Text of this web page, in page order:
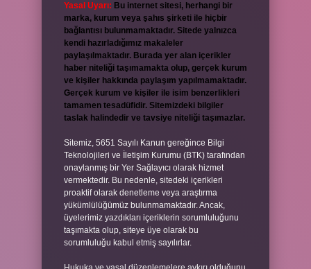
Yasal Uyarı: Bu internet sitesi, herhangi bir
marka, kurum veya şahıs şirketi ile hiçbir
bağlantısı bulunmamaktadır. Sitede yalnızca
kendi hazırladığımız makaleler
paylaşılmaktadır. Burada yer alan içerikler
haber niteliği taşımamakta olup, gerçek kurum
ve kişiler hakkında paylaşım yapılmamaktadır.
Gerçek kurum ve kişiler ile isim benzerlikleri
tamamen tesadüfidir. Sitemizdeki bilgiler
taslak halindedir ve tavsiye niteliği taşımazlar.
Sitemiz, 5651 Sayılı Kanun gereğince Bilgi
Teknolojileri ve İletişim Kurumu (BTK) tarafından
onaylanmış bir Yer Sağlayıcı olarak hizmet
vermektedir. Bu nedenle, sitedeki içerikleri
proaktif olarak denetleme veya araştırma
yükümlülüğümüz bulunmamaktadır. Ancak,
üyelerimiz yazdıkları içeriklerin sorumluluğunu
taşımakta olup, siteye üye olarak bu
sorumluluğu kabul etmiş sayılırlar.